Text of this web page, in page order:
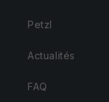
Petzl
Actualités
FAQ